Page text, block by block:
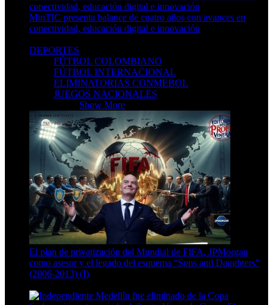
MinTIC presenta balance de cuatro años con avances en
conectividad, educación digital e innovación
DEPORTES
FÚTBOL COLOMBIANO
FÚTBOL INTERNACIONAL
ELIMINATORIAS CONMEBOL
JUEGOS NACIONALES
Show More
El plan de privatización del Mundial de FIFA, JPMorgan
como asesor y el legado del esquema “Sons and Daughters”
(2006-2013) (I)